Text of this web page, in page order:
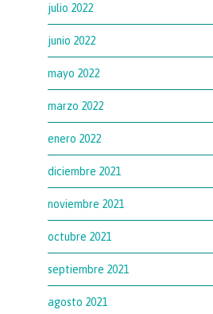
julio 2022
junio 2022
mayo 2022
marzo 2022
enero 2022
diciembre 2021
noviembre 2021
octubre 2021
septiembre 2021
agosto 2021